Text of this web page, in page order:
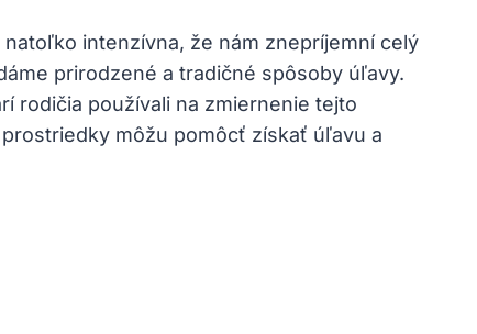
intenzívna, že nám znepríjemní celý
prirodzené a tradičné spôsoby úľavy.
rodičia používali na zmiernenie tejto
môžu pomôcť získať úľavu a